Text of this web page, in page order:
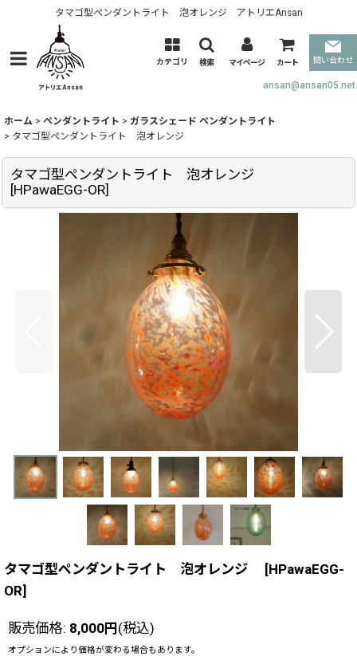
タマゴ型ペンダントライト 泡オレンジ アトリエAnsan
カテゴリ 検索 マイページ カート 問い合わせ
ansan@ansan05.net
ホーム > ペンダントライト > ガラスシェード ペンダントライト
> タマゴ型ペンダントライト 泡オレンジ
タマゴ型ペンダントライト 泡オレンジ
[HPawaEGG-OR]
タマゴ型ペンダントライト 泡オレンジ [HPawaEGG-
OR]
販売価格: 8,000円 (税込)
オプションにより価格が変わる場合もあります。